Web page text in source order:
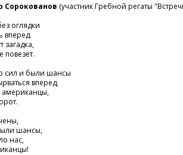
Сорокованов (участник Гребной регаты
оглядки
вперед.
загадка,
повезет.
сил и были шансы
вперед,
шансы,
нас,